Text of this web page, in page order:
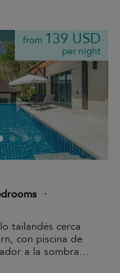
from 139 USD
per night
·
tailandés cerca
con piscina de
a la sombra y
para